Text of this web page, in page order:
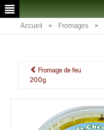
Accueil » Fromages »
Fromage de feu
200g